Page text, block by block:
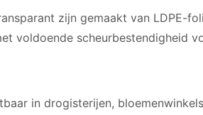
zijn gemaakt van LDPE-
voldoende scheurbestendigheid
in drogisterijen,